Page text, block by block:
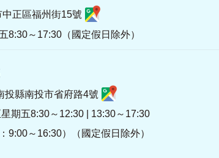
正區福州街15號
8:30～17:30（國定假日除外）
投縣南投市省府路4號
期五8:30～12:30 | 13:30～17:30
9:00～16:30）（國定假日除外）